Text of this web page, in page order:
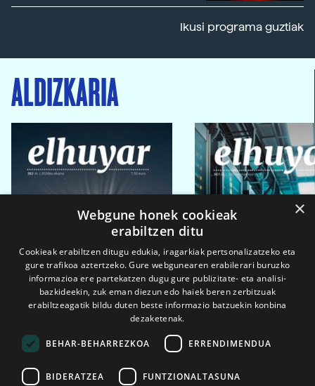
Ikusi programa guztiak
ALDIZKARIA
2026ko eka. 1a 2026ko mar. 1a
×
Webgune honek cookieak
erabiltzen ditu
Cookieak erabiltzen ditugu edukia, iragarkiak pertsonalizatzeko eta
gure trafikoa aztertzeko. Gure webgunearen erabilerari buruzko
informazioa ere partekatzen dugu gure publizitate- eta analisi-
bazkideekin, zuk eman diezun edo haiek beren zerbitzuak
erabiltzeagatik bildu duten beste informazio batzuekin konbina
dezaketenak.
BEHAR-BEHARREZKOA ERRENDIMENDUA
BIDERATZEA FUNTZIONALTASUNA